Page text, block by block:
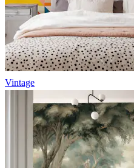
Vintage